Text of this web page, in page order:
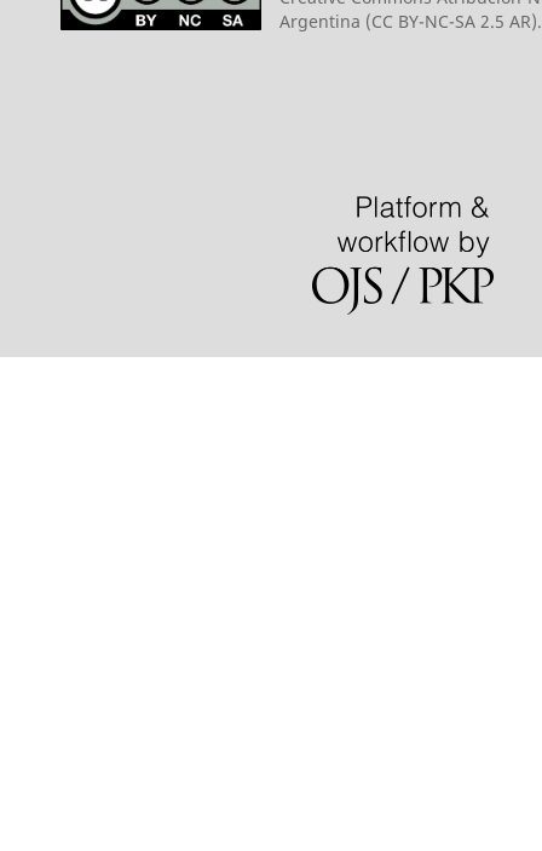
Argentina (CC BY-NC-SA 2.5 AR).